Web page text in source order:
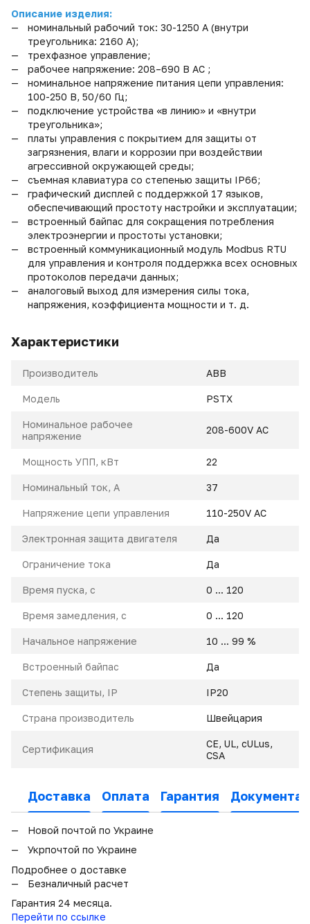
Описание изделия:
номинальный рабочий ток: 30-1250 А (внутри
треугольника: 2160 А);
трехфазное управление;
рабочее напряжение: 208–690 В АС ;
номинальное напряжение питания цепи управления:
100-250 В, 50/60 Гц;
подключение устройства «в линию» и «внутри
треугольника»;
платы управления с покрытием для защиты от
загрязнения, влаги и коррозии при воздействии
агрессивной окружающей среды;
съемная клавиатура со степенью защиты IP66;
графический дисплей с поддержкой 17 языков,
обеспечивающий простоту настройки и эксплуатации;
встроенный байпас для сокращения потребления
электроэнергии и простоты установки;
встроенный коммуникационный модуль Modbus RTU
для управления и контроля поддержка всех основных
протоколов передачи данных;
аналоговый выход для измерения силы тока,
напряжения, коэффициента мощности и т. д.
Характеристики
Производитель ABB
Модель PSTX
Номинальное рабочее
напряжение
208-600V AC
Мощность УПП, кВт 22
Номинальный ток, A 37
Напряжение цепи управления 110-250V AC
Электронная защита двигателя Да
Ограничение тока Да
Время пуска, с 0 ... 120
Время замедления, с 0 ... 120
Начальное напряжение 10 ... 99 %
Встроенный байпас Да
Степень защиты, IP IP20
Страна производитель Швейцария
Сертификация
CE, UL, cULus,
CSA
Доставка Оплата Гарантия
Новой почтой по Украине
Укрпочтой по Украине
Подробнее о доставке
Безналичный расчет
Гарантия 24 месяца.
Перейти по ссылке